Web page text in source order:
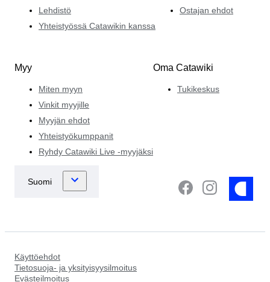
Lehdistö
Yhteistyössä Catawikin kanssa
Ostajan ehdot
Myy
Miten myyn
Vinkit myyjille
Myyjän ehdot
Yhteistyökumppanit
Ryhdy Catawiki Live -myyjäksi
Oma Catawiki
Tukikeskus
Käyttöehdot
Tietosuoja- ja yksityisyysilmoitus
Evästeilmoitus